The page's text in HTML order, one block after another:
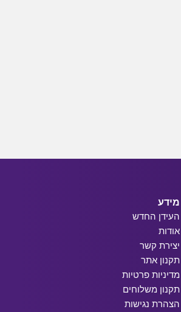
מידע
העידן החדש
אודות
יצירת קשר
תקנון אתר
מדיניות פרטיות
תקנון משלוחים
הצהרת נגישות